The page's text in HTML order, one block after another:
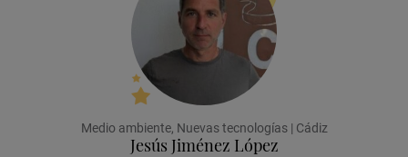
Medio ambiente, Nuevas tecnologías | Cádiz
Jesús Jiménez López